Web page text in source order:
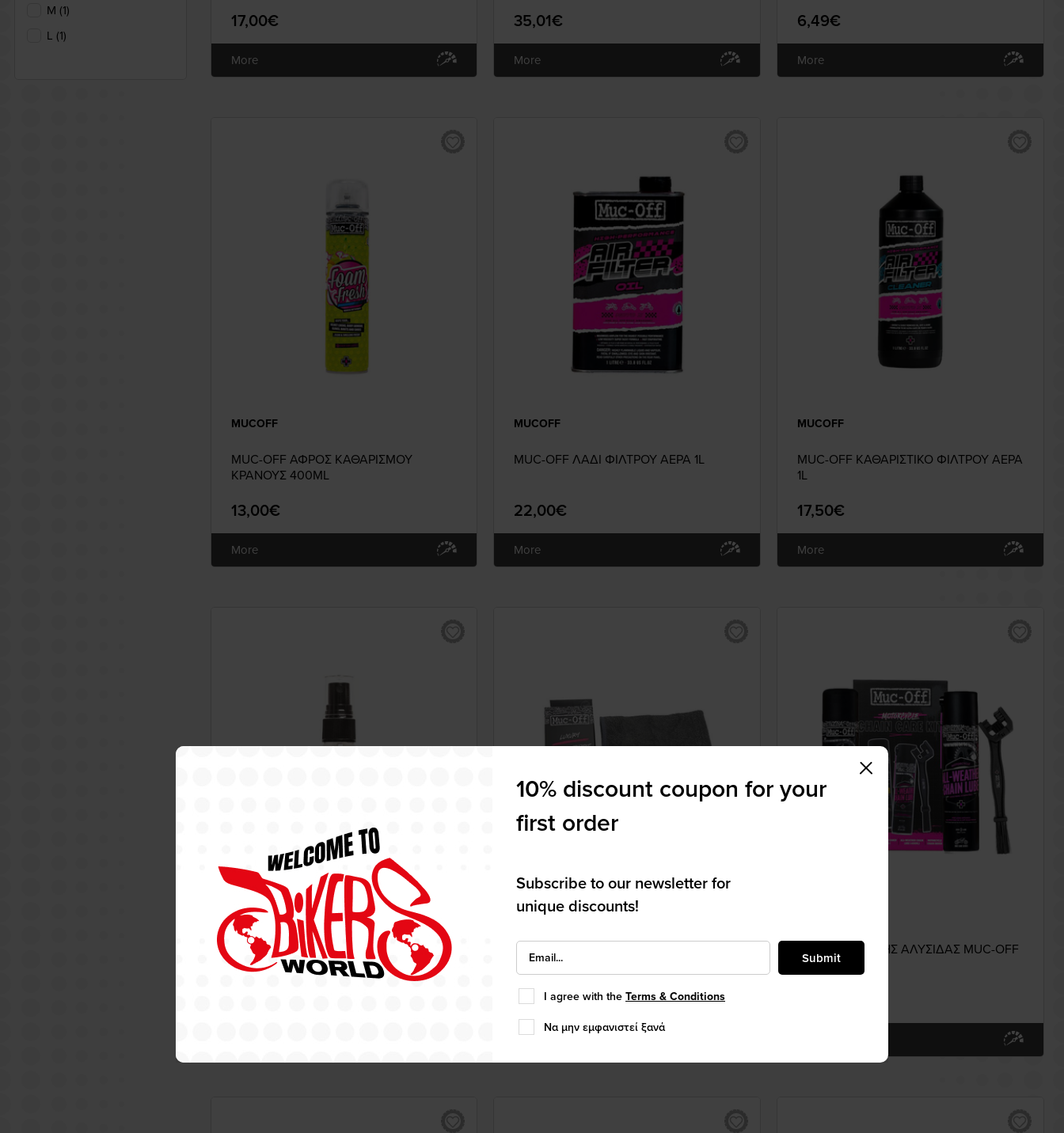
M (1)
L (1)
17,00€
More
35,01€
More
6,49€
More
MUCOFF
MUC-OFF ΑΦΡΟΣ ΚΑΘΑΡΙΣΜΟΥ
ΚΡΑΝΟΥΣ 400ML
13,00€
More
MUCOFF
MUC-OFF ΛΑΔΙ ΦΙΛΤΡΟΥ ΑΕΡΑ 1L
22,00€
More
MUCOFF
MUC-OFF ΚΑΘΑΡΙΣΤΙΚΟ ΦΙΛΤΡΟΥ ΑΕΡΑ
1L
17,50€
More
MUCOFF
MUC-OFF PREMIUM ANTI FOG 32ML
MUCOFF
MUC-OFF ΠΑΝΙ ΓΥΑΛΙΣΜ. ΜΙΚΡΟΙΝΩΝ
11,49€
More
ΚΙΤ ΠΕΡΙΠΟΙΗΣΗΣ ΑΛΥΣΙΔΑΣ MUC-OFF
10% discount coupon for your
first order
Subscribe to our newsletter for
unique discounts!
Submit
I agree with the Terms & Conditions
Να μην εμφανιστεί ξανά